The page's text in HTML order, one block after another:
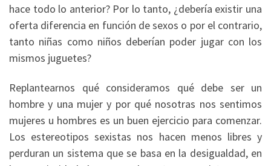
hace todo lo anterior? Por lo tanto, ¿debería existir una
oferta diferencia en función de sexos o por el contrario,
tanto niñas como niños deberían poder jugar con los
mismos juguetes?
Replantearnos qué consideramos qué debe ser un
hombre y una mujer y por qué nosotras nos sentimos
mujeres u hombres es un buen ejercicio para comenzar.
Los estereotipos sexistas nos hacen menos libres y
perduran un sistema que se basa en la desigualdad, en